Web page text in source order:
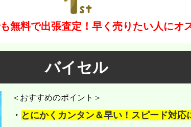
無料で出張査定！早く売りたい人にオ
バイセル
＜おすすめのポイント＞
・ とにかくカンタン＆早い！スピード対応